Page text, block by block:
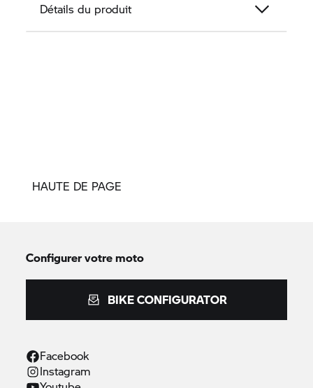
Détails du produit
HAUTE DE PAGE
Configurer votre moto
BIKE CONFIGURATOR
Facebook
Instagram